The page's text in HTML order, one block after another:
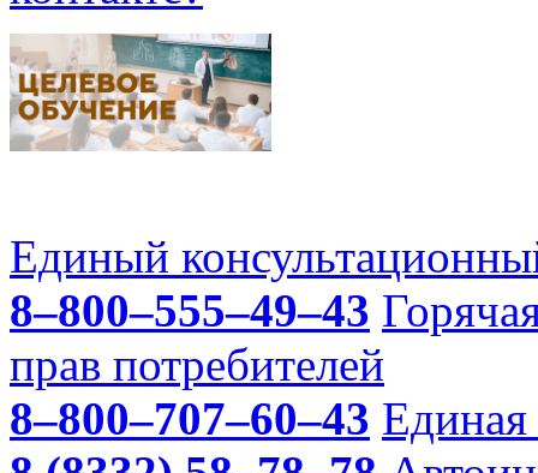
Единый
8–800–555–49–43
прав потребителей
8–800–707–60–43 Единая